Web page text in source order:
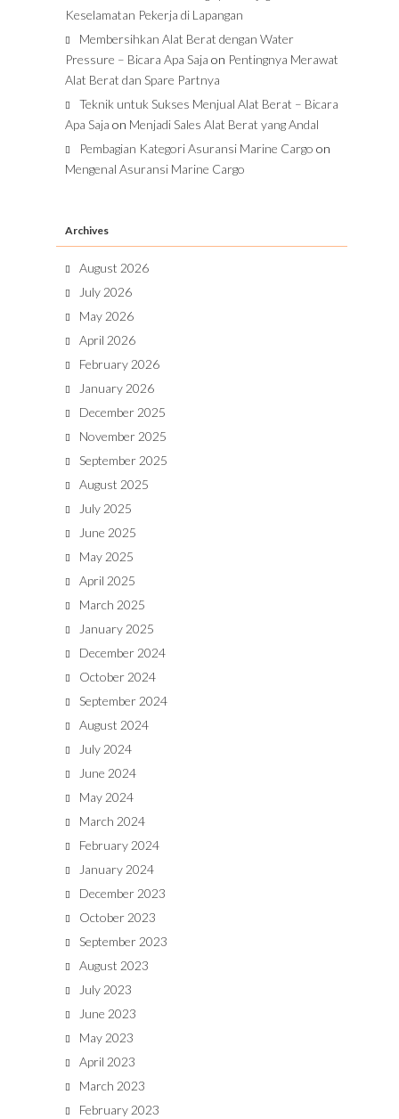
Keselamatan Pekerja di Lapangan
Membersihkan Alat Berat dengan Water
Pressure – Bicara Apa Saja on Pentingnya Merawat
Alat Berat dan Spare Partnya
Teknik untuk Sukses Menjual Alat Berat – Bicara
Apa Saja on Menjadi Sales Alat Berat yang Andal
Pembagian Kategori Asuransi Marine Cargo on
Mengenal Asuransi Marine Cargo
Archives
August 2026
July 2026
May 2026
April 2026
February 2026
January 2026
December 2025
November 2025
September 2025
August 2025
July 2025
June 2025
May 2025
April 2025
March 2025
January 2025
December 2024
October 2024
September 2024
August 2024
July 2024
June 2024
May 2024
March 2024
February 2024
January 2024
December 2023
October 2023
September 2023
August 2023
July 2023
June 2023
May 2023
April 2023
March 2023
February 2023